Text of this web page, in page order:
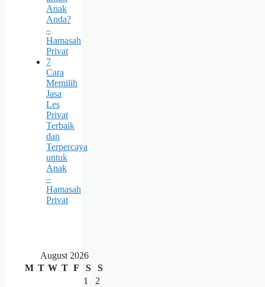
Anak
Anda?
–
Hamasah
Privat
7
Cara
Memilih
Jasa
Les
Privat
Terbaik
dan
Terpercaya
untuk
Anak
–
Hamasah
Privat
August 2026
M T W T F S
S
1
2